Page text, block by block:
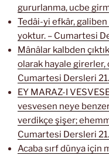
gururlanma, ucbe
Tedâi-yi efkâr, galiben
yoktur. – Cumartesi
Mânâlar kalbden
olarak hayale
Cumartesi Dersleri
EY MARAZ-I
vesvesen neye
verdikçe şişer;
Cumartesi Dersleri
Acaba sırf dünya için